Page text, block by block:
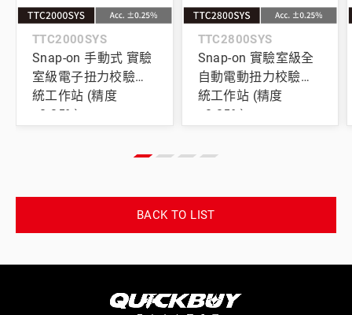
TTC2000SYS
Snap-on 手動式 實驗
室級電子扭力校驗系
統工作站 (精度
±0.25%)
TTC2800SYS
Snap-on 實驗室級全
自動電動扭力校驗系
統工作站 (精度
±0.25%)
BACK TO LIST